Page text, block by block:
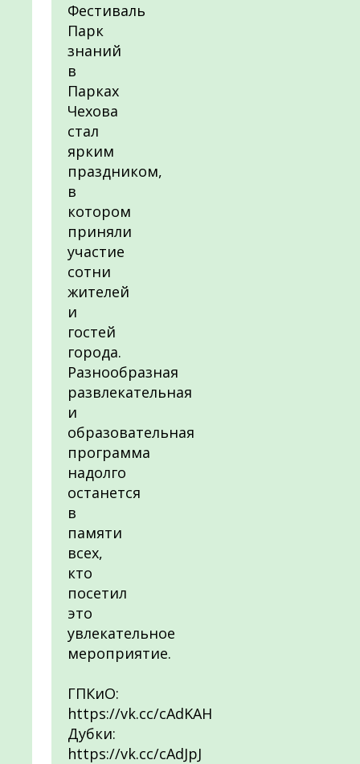
Фестиваль
Парк
знаний
в
Парках
Чехова
стал
ярким
праздником,
в
котором
приняли
участие
сотни
жителей
и
гостей
города.
Разнообразная
развлекательная
и
образовательная
программа
надолго
останется
в
памяти
всех,
кто
посетил
это
увлекательное
мероприятие.
ГПКиО:
https://vk.cc/cAdKAH
Дубки:
https://vk.cc/cAdJpJ